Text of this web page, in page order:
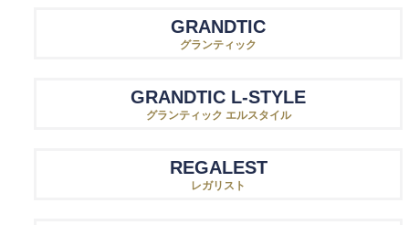
GRANDTIC
グランティック
GRANDTIC L-STYLE
グランティック エルスタイル
REGALEST
レガリスト